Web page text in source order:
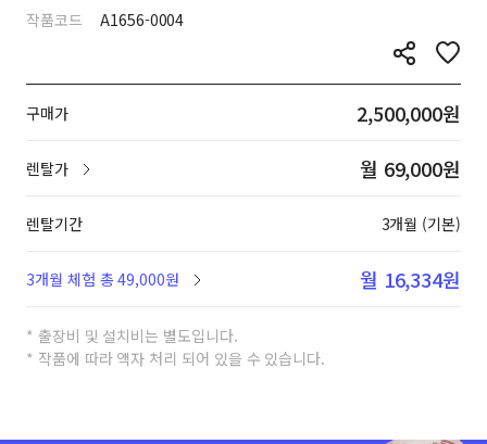
작품코드
A1656-0004
구매가 2,500,000원
렌탈가 월 69,000원
렌탈기간 3개월 (기본)
3개월 체험 총 49,000원 월 16,334원
* 출장비 및 설치비는 별도입니다.
* 작품에 따라 액자 처리 되어 있을 수 있습니다.